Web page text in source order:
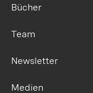
Bücher
Team
Newsletter
Medien